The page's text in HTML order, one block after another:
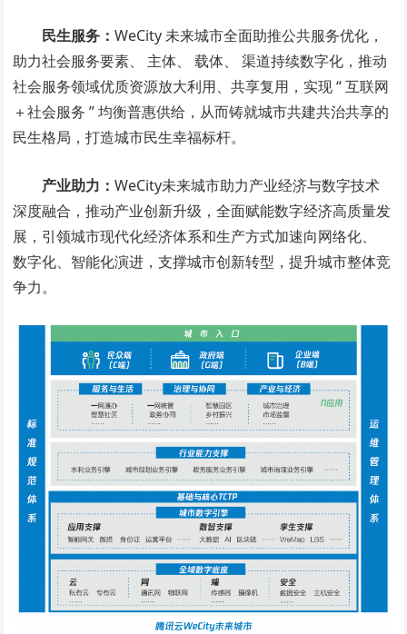
民生服务：WeCity 未来城市全面助推公共服务优化，
助力社会服务要素、 主体、 载体、 渠道持续数字化，推动
社会服务领域优质资源放大利用、共享复用，实现 “ 互联网
＋社会服务 ” 均衡普惠供给，从而铸就城市共建共治共享的
民生格局，打造城市民生幸福标杆。
产业助力：WeCity未来城市助力产业经济与数字技术
深度融合，推动产业创新升级，全面赋能数字经济高质量发
展，引领城市现代化经济体系和生产方式加速向网络化、
数字化、智能化演进，支撑城市创新转型，提升城市整体竞
争力。